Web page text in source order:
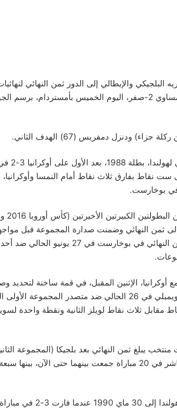
البلجيكي والإيطالي إلى الدور ثمن النهائي
2020، بتغلبه على ضيفه النمساوي 2-صفر، اليوم الخميس
وهو
نقاط بفارق ثلاث نقاط أمام النمسا
ثمن النهائي وضمنت صدارة المجموعة قبل
الثالثة الأخيرة، وستخوض ثمن النهائي في
أوكرانيا، الإثنين المقبل، في قمة ساخنة لتحديد
في ثمن النهائي على ملعب ويمبلي في 26 الحالي ضد متصدر
ثلاث نقاط لويلز الثانية ونقطة واحدة
يبلغ ثمن النهائي بعد بلجيكا (المجموعة
حيث حققت اليوم فوزها العاشر في 20 مباراة جمعت بينهما حتى
مباراة دولية ودية.